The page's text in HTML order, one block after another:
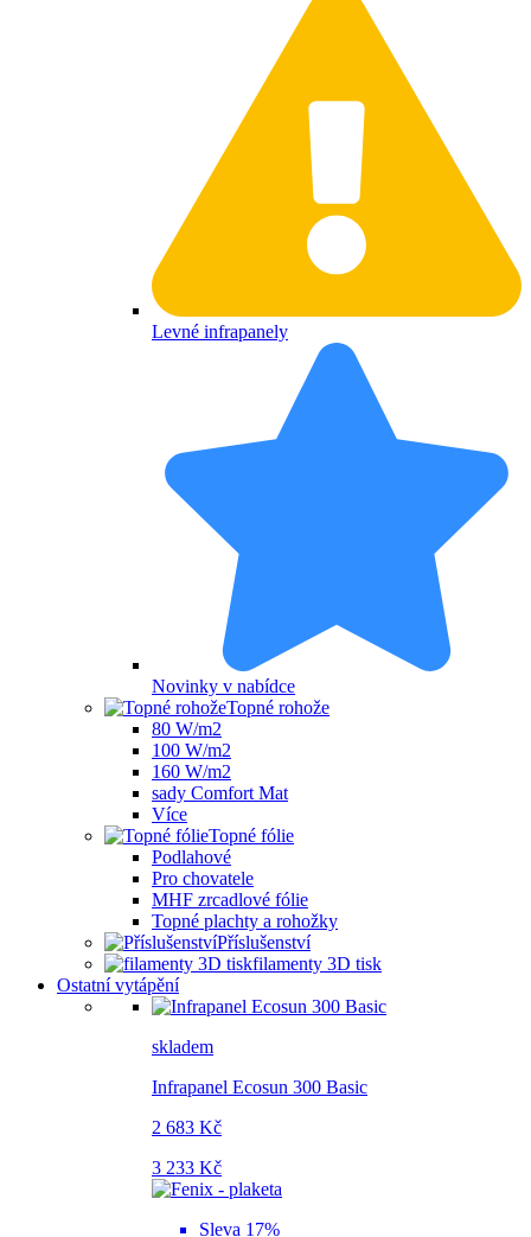
Levné infrapanely
Novinky v nabídce
Topné rohože
80 W/m2
100 W/m2
160 W/m2
sady Comfort Mat
Více
Topné fólie
Podlahové
Pro chovatele
MHF zrcadlové fólie
Topné plachty a rohožky
Příslušenství
filamenty 3D tisk
Ostatní vytápění
skladem
Infrapanel Ecosun 300 Basic
2 683 Kč
3 233 Kč
Sleva 17%